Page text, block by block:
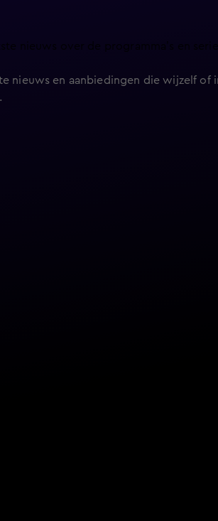
nieuws over de programma’s en
nieuws en aanbiedingen die wijzelf
.